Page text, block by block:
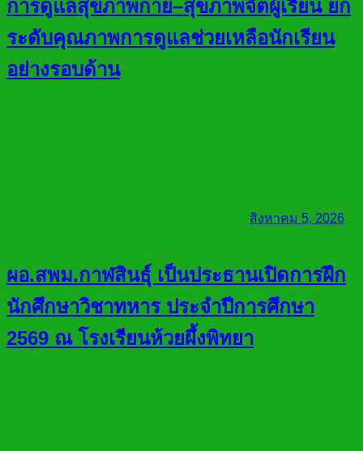
การดูแลสุขภาพกาย–สุขภาพจิตผู้เรียน ยก
ระดับคุณภาพการดูแลช่วยเหลือนักเรียน
อย่างรอบด้าน
สิงหาคม 5, 2026
ผอ.สพม.กาฬสินธุ์ เป็นประธานเปิดการฝึก
นักศึกษาวิชาทหาร ประจำปีการศึกษา
2569 ณ โรงเรียนห้วยผึ้งพิทยา